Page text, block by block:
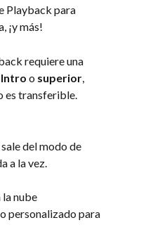
Playback para
¡y más!
requiere una
Intro o superior,
es transferible.
del modo de
a la vez.
la nube
personalizado para